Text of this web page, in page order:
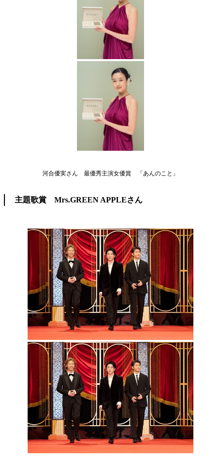
河合優実さん 最優秀主演女優賞 「あんのこと」
主題歌賞 Mrs.GREEN APPLEさん